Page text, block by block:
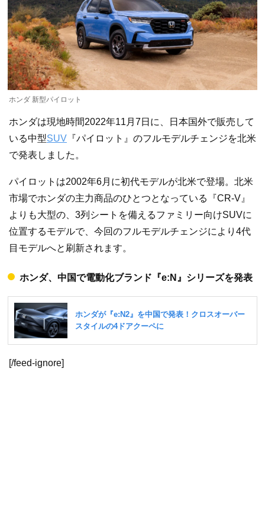
ホンダ 新型パイロット
ホンダは現地時間2022年11月7日に、日本国外で販売して
いる中型SUV 『パイロット』のフルモデルチェンジを北米
で発表しました。
パイロットは2002年6月に初代モデルが北米で登場。北米
市場でホンダの主力商品のひとつとなっている『CR-V』
よりも大型の、3列シートを備えるファミリー向けSUVに
位置するモデルで、今回のフルモデルチェンジにより4代
目モデルへと刷新されます。
ホンダ、中国で電動化ブランド『e:N』シリーズを発表
[/feed-ignore]